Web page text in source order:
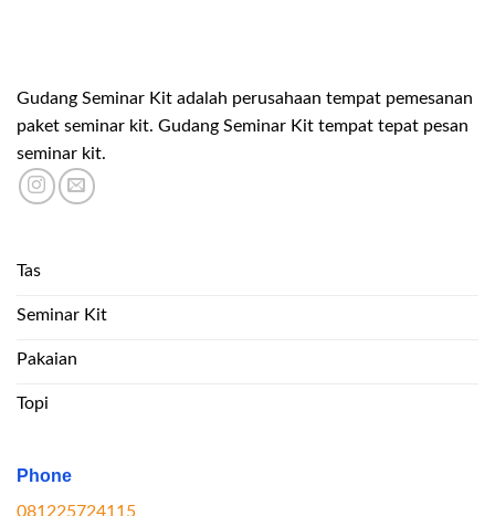
Gudang Seminar Kit adalah perusahaan tempat pemesanan
paket seminar kit. Gudang Seminar Kit tempat tepat pesan
seminar kit.
Tas
Seminar Kit
Pakaian
Topi
Phone
081225724115